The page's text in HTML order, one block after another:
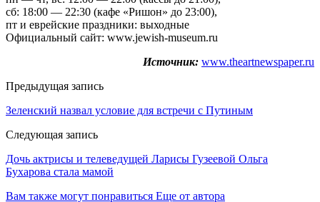
сб: 18:00 — 22:30 (кафе «Ришон» до 23:00),
пт и еврейские праздники: выходные
Официальный сайт: www.jewish‑museum.ru
Источник: www.theartnewspaper.ru
Предыдущая запись
Зеленский назвал условие для встречи с Путиным
Следующая запись
Дочь актрисы и телеведущей Ларисы Гузеевой Ольга
Бухарова стала мамой
Вам также могут понравиться Еще от автора